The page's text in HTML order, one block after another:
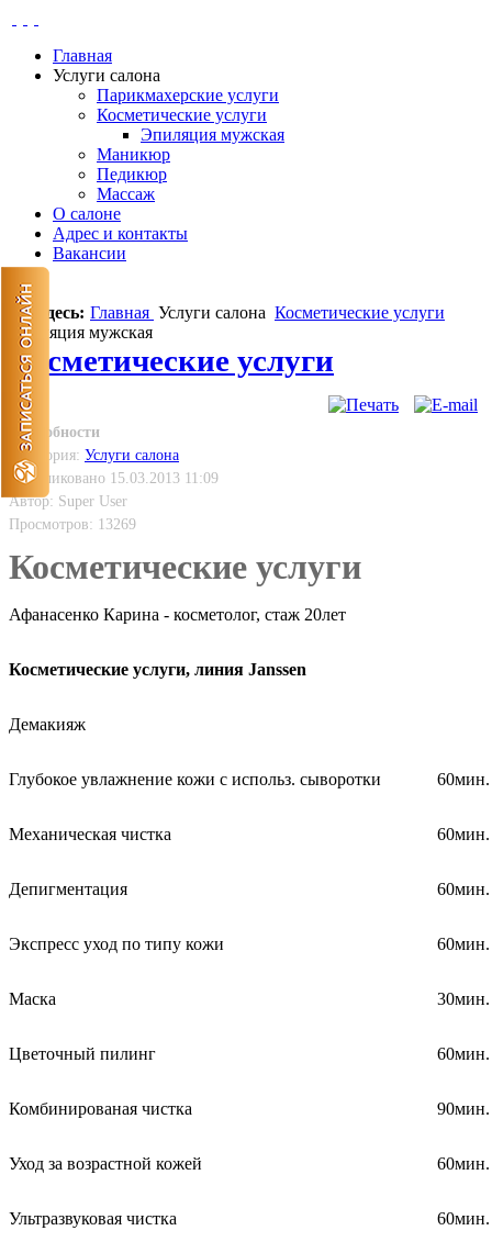
Главная
Услуги салона
Парикмахерские услуги
Косметические услуги
Эпиляция мужская
Маникюр
Педикюр
Массаж
О салоне
Адрес и контакты
Вакансии
Вы здесь: Главная Услуги салона Косметические услуги
Эпиляция мужская
Косметические услуги
Подробности
Категория: Услуги салона
Опубликовано 15.03.2013 11:09
Автор: Super User
Просмотров: 13269
Косметические услуги
Афанасенко Карина - косметолог, стаж 20лет
Косметические услуги, линия Janssen
Демакияж
Глубокое увлажнение кожи с использ. сыворотки 60мин.
Механическая чистка 60мин.
Депигментация 60мин.
Экспресс уход по типу кожи 60мин.
Маска 30мин.
Цветочный пилинг 60мин.
Комбинированая чистка 90мин.
Уход за возрастной кожей 60мин.
Ультразвуковая чистка 60мин.